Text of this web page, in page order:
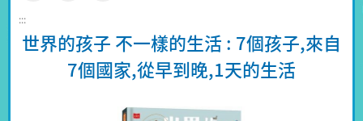
:::
世界的孩子 不一樣的生活 : 7個孩子,來自
7個國家,從早到晚,1天的生活